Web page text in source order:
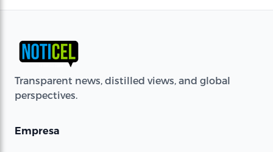
Transparent news, distilled views, and global
perspectives.
Empresa